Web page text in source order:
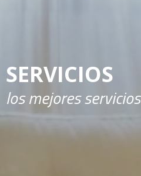
SERVICIOS
los mejores servicios